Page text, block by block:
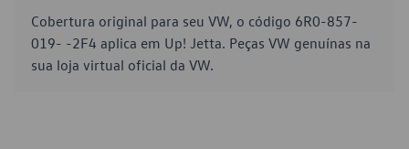
Cobertura original para seu VW, o código 6R0-857-
019- -2F4 aplica em Up! Jetta. Peças VW genuínas na
sua loja virtual oficial da VW.